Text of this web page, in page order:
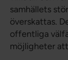
samhällets
överskattas.
offentliga
möjligheter